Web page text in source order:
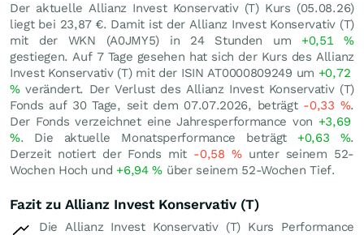
Der aktuelle Allianz Invest Konservativ (T) Kurs (05.08.26)
liegt bei 23,87 €. Damit ist der Allianz Invest Konservativ (T)
mit der WKN (A0JMY5) in 24 Stunden um +0,51%
gestiegen. Auf 7 Tage gesehen hat sich der Kurs des Allianz
Invest Konservativ (T) mit der ISIN AT0000809249 um +0,72
%verändert. Der Verlust des Allianz Invest Konservativ (T)
Fonds auf 30 Tage, seit dem 07.07.2026, beträgt -0,33 %.
Der Fonds verzeichnet eine Jahresperformance von +3,69
%. Die aktuelle Monatsperformance beträgt +0,63 %.
Derzeit notiert der Fonds mit -0,58 %unter seinem 52-
Wochen Hoch und +6,94% über seinem 52-Wochen Tief.
Fazit zu Allianz Invest Konservativ (T)
Die Allianz Invest Konservativ (T) Kurs Performance